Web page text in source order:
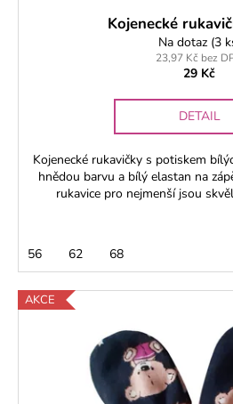
Kojenecké
Na dotaz (3
23,97 Kč bez
29 Kč
DETAIL
Kojenecké rukavičky s potiskem
hnědou barvu a bílý elastan na
rukavice pro nejmenší jsou
56 62 68
AKCE